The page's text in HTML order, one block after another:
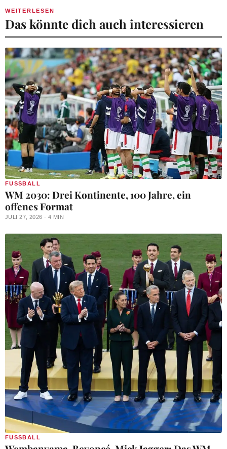
WEITERLESEN
Das könnte dich auch interessieren
FUSSBALL
WM 2030: Drei Kontinente, 100 Jahre, ein
offenes Format
JULI 27, 2026 · 4 MIN
FUSSBALL